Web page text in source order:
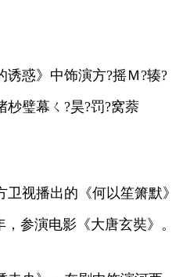
诱惑》中饰演方?摇Ｍ?辏?
璧幕ㄑ?昊?罚?窝萘
视播出的《何以笙箫默》
参演电影《大唐玄奘》。